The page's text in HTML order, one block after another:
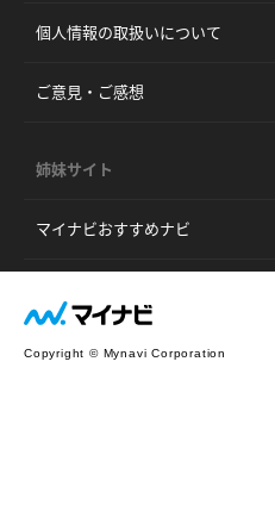
個人情報の取扱いについて
ご意見・ご感想
姉妹サイト
マイナビおすすめナビ
Copyright © Mynavi Corporation